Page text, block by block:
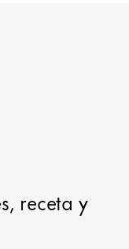
receta y